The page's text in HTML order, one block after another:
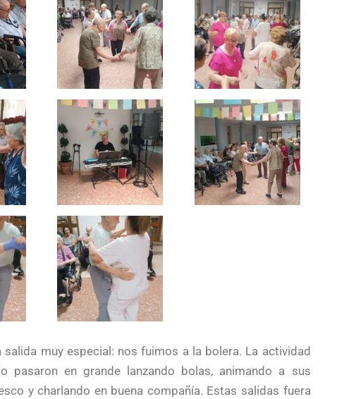
muy especial: nos fuimos a la bolera. La actividad
en grande lanzando bolas, animando a sus
y charlando en buena compañía. Estas salidas fuera